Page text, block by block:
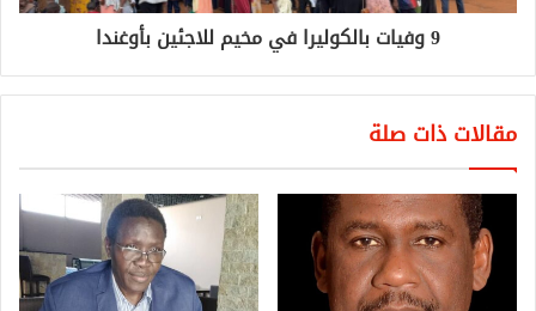
9 وفيات بالكوليرا في مخيم للاجئين بأوغندا
مقالات ذات صلة